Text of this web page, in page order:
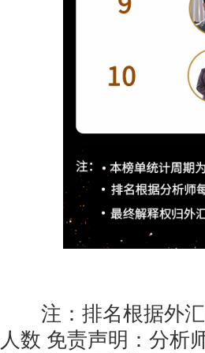
注：排名根据外汇
人数 免责声明：分析